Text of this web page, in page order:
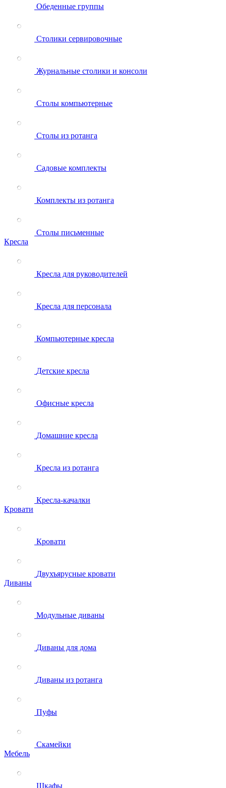
Обеденные группы
Столики сервировочные
Журнальные столики и консоли
Столы компьютерные
Столы из ротанга
Садовые комплекты
Комплекты из ротанга
Столы письменные
Кресла
Кресла для руководителей
Кресла для персонала
Компьютерные кресла
Детские кресла
Офисные кресла
Домашние кресла
Кресла из ротанга
Кресла-качалки
Кровати
Кровати
Двухъярусные кровати
Диваны
Модульные диваны
Диваны для дома
Диваны из ротанга
Пуфы
Скамейки
Мебель
Шкафы